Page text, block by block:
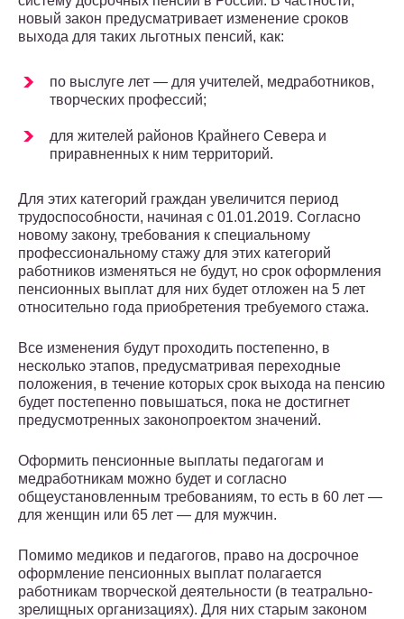
новый закон предусматривает изменение сроков
выхода для таких льготных пенсий, как:
по выслуге лет — для учителей, медработников,
творческих профессий;
для жителей районов Крайнего Севера и
приравненных к ним территорий.
Для этих категорий граждан увеличится период
трудоспособности, начиная с 01.01.2019. Согласно
новому закону, требования к специальному
профессиональному стажу для этих категорий
работников изменяться не будут, но срок оформления
пенсионных выплат для них будет отложен на 5 лет
относительно года приобретения требуемого стажа.
Все изменения будут проходить постепенно, в
несколько этапов, предусматривая переходные
положения, в течение которых срок выхода на пенсию
будет постепенно повышаться, пока не достигнет
предусмотренных законопроектом значений.
Оформить пенсионные выплаты педагогам и
медработникам можно будет и согласно
общеустановленным требованиям, то есть в 60 лет —
для женщин или 65 лет — для мужчин.
Помимо медиков и педагогов, право на досрочное
оформление пенсионных выплат полагается
работникам творческой деятельности (в театрально-
зрелищных организациях). Для них старым законом